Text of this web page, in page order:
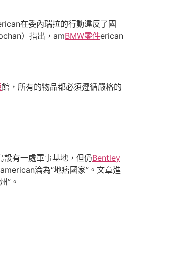
在委內瑞拉的行動違反了國
）指出，amBMW零件erican
館，所有的物品都必須遵循嚴格的
設有一處軍事基地，但仍Bentley
淪為“地痞國家”。文章進
”。